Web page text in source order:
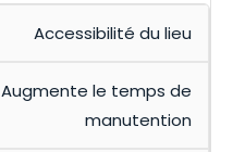
Accessibilité du lieu
Augmente le temps de
manutention